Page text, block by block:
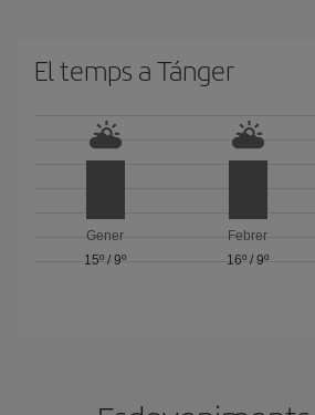
El temps a Tánger
Gener
15º /9º
Febrer
16º / 9º